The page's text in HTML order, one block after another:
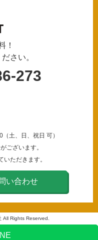
！
さい。
273
土、日、祝日 可）
ございます。
ただきます。
い合わせ
All Rights Reserved.